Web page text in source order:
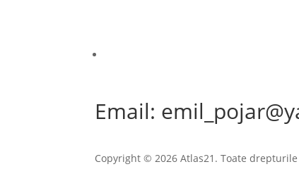
Email:
Copyright © 2026 Atlas21. Toate